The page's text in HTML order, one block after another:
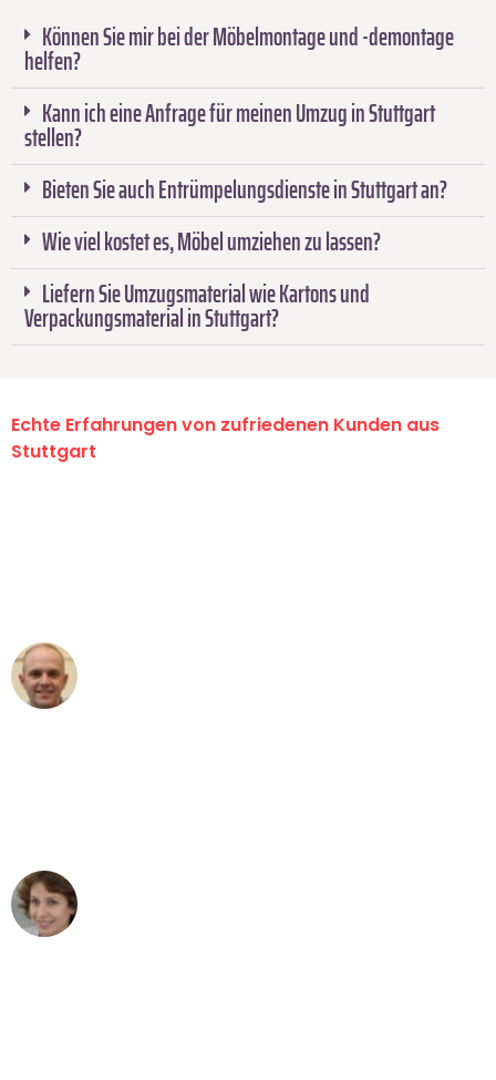
Können Sie mir bei der Möbelmontage und -demontage
helfen?
Kann ich eine Anfrage für meinen Umzug in Stuttgart
stellen?
Bieten Sie auch Entrümpelungsdienste in Stuttgart an?
Wie viel kostet es, Möbel umziehen zu lassen?
Liefern Sie Umzugsmaterial wie Kartons und
Verpackungsmaterial in Stuttgart?
Echte Erfahrungen von zufriedenen Kunden aus
Stuttgart